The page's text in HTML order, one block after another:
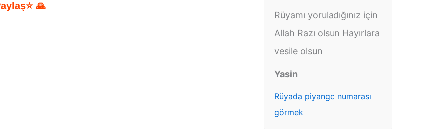
🙏
Rüyamı yoruladığınız için
Allah Razı olsun Hayırlara
vesile olsun
Yasin
Rüyada piyango numarası
görmek